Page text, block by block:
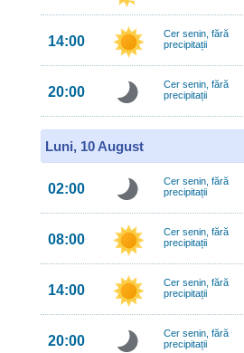
14:00
Cer senin, fără
precipitații
20:00
Cer senin, fără
precipitații
Luni, 10 August
02:00
Cer senin, fără
precipitații
08:00
Cer senin, fără
precipitații
14:00
Cer senin, fără
precipitații
20:00
Cer senin, fără
precipitații